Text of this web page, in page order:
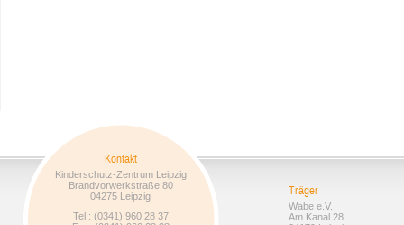
Kontakt
Kinderschutz-Zentrum Leipzig
Brandvorwerkstraße 80
04275 Leipzig
Tel.: (0341) 960 28 37
Träger
Wabe e.V.
Am Kanal 28